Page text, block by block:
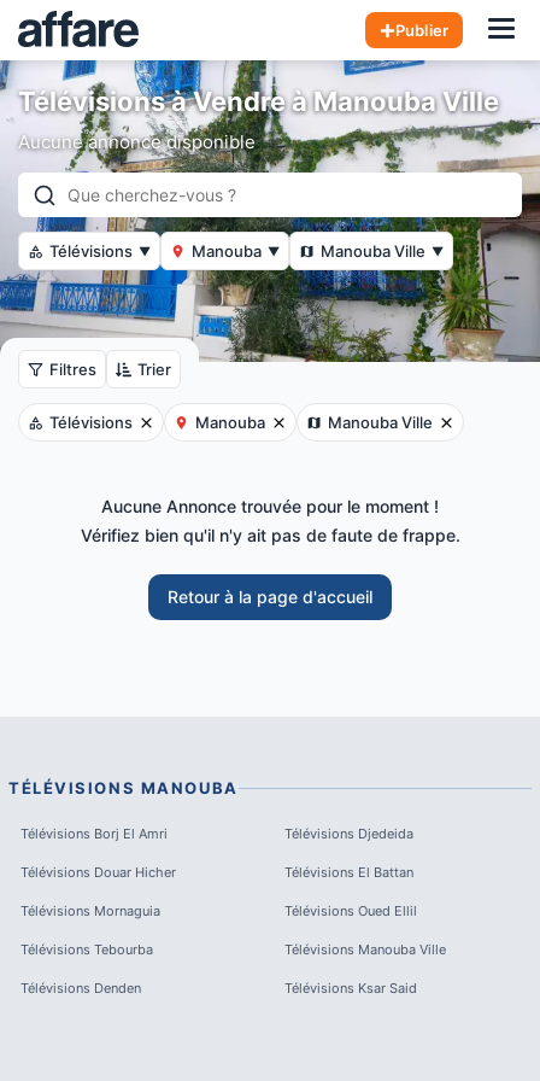
Publier
Télévisions à Vendre à Manouba Ville
Aucune annonce disponible
Télévisions ▼ Manouba ▼ Manouba Ville ▼
Filtres Trier
Télévisions Manouba Manouba Ville
Aucune Annonce trouvée pour le moment !
Vérifiez bien qu'il n'y ait pas de faute de frappe.
Retour à la page d'accueil
TÉLÉVISIONS MANOUBA
Télévisions Borj El Amri Télévisions Djedeida
Télévisions Douar Hicher Télévisions El Battan
Télévisions Mornaguia Télévisions Oued Ellil
Télévisions Tebourba Télévisions Manouba Ville
Télévisions Denden Télévisions Ksar Said